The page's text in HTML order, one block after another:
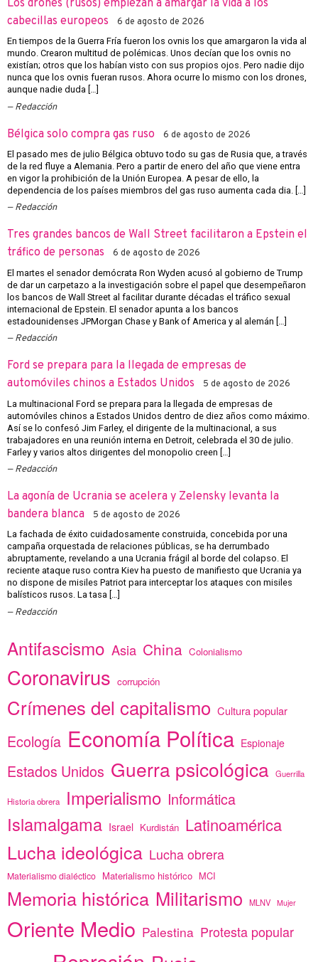
Los drones (rusos) empiezan a amargar la vida a los
cabecillas europeos
6 de agosto de 2026
En tiempos de la Guerra Fría fueron los ovnis los que amargaron la vida al
mundo. Crearon multitud de polémicas. Unos decían que los ovnis no
existían; otros que los habían visto con sus propios ojos. Pero nadie dijo
nunca que los ovnis fueran rusos. Ahora ocurre lo mismo con los drones,
aunque nadie duda […]
Redacción
Bélgica solo compra gas ruso 6 de agosto de 2026
El pasado mes de julio Bélgica obtuvo todo su gas de Rusia que, a través
de la red fluye a Alemania. Pero a partir de enero del año que viene entra
en vigor la prohibición de la Unión Europea. A pesar de ello, la
dependencia de los países miembros del gas ruso aumenta cada dia. […]
Redacción
Tres grandes bancos de Wall Street facilitaron a Epstein el
tráfico de personas
6 de agosto de 2026
El martes el senador demócrata Ron Wyden acusó al gobierno de Trump
de dar un carpetazo a la investigación sobre el papel que desempeñaron
los bancos de Wall Street al facilitar durante décadas el tráfico sexual
internacional de Epstein. El senador apunta a los bancos
estadounidenses JPMorgan Chase y Bank of America y al alemán […]
Redacción
Ford se prepara para la llegada de empresas de
automóviles chinos a Estados Unidos
5 de agosto de 2026
La multinacional Ford se prepara para la llegada de empresas de
automóviles chinos a Estados Unidos dentro de diez años como máximo.
Así se lo confesó Jim Farley, el dirigente de la multinacional, a sus
trabajadores en una reunión interna en Detroit, celebrada el 30 de julio.
Farley y varios altos dirigentes del monopolio creen […]
Redacción
La agonía de Ucrania se acelera y Zelensky levanta la
bandera blanca
5 de agosto de 2026
La fachada de éxito cuidadosamente construida, concebida por una
campaña orquestada de relaciones públicas, se ha derrumbado
abruptamente, revelando a una Ucrania frágil al borde del colapso. El
reciente ataque ruso contra Kiev ha puesto de manifiesto que Ucrania ya
no dispone de misiles Patriot para interceptar los ataques con misiles
balísticos rusos. La tasa […]
Redacción
Antifascismo Asia China Colonialismo
Coronavirus corrupción
Crímenes del capitalismo Cultura popular
Ecología Economía Política Espionaje
Estados Unidos Guerra psicológica Guerrilla
Historia obrera Imperialismo Informática
Islamalgama Israel Kurdistán Latinoamérica
Lucha ideológica Lucha obrera
Materialismo dialéctico Materialismo histórico MCI
Memoria histórica Militarismo MLNV Mujer
Oriente Medio Palestina Protesta popular